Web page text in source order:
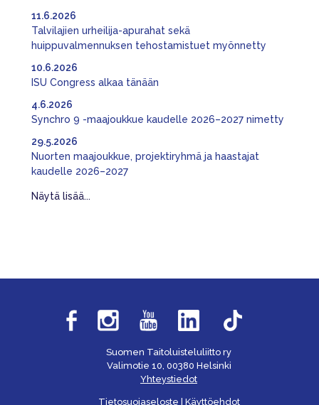
Talvilajien urheilija-apurahat sekä
huippuvalmennuksen tehostamistuet myönnetty
11.6.2026
ISU Congress alkaa tänään
10.6.2026
Synchro 9 -maajoukkue kaudelle 2026–2027 nimetty
4.6.2026
Nuorten maajoukkue, projektiryhmä ja haastajat
kaudelle 2026–2027
29.5.2026
Näytä lisää...
Suomen Taitoluisteluliitto ry
Valimotie 10, 00380 Helsinki
Yhteystiedot
Tietosuojaseloste Käyttöehdot